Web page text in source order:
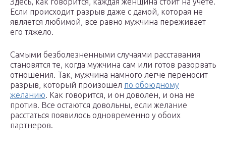
Если происходит разрыв даже с дамой, которая не
является любимой, все равно мужчина переживает
его тяжело.
Самыми безболезненными случаями расставания
становятся те, когда мужчина сам или готов разорвать
отношения. Так, мужчина намного легче переносит
разрыв, который произошел по обоюдному
желанию. Как говорится, и он доволен, и она не
против. Все остаются довольны, если желание
расстаться появилось одновременно у обоих
партнеров.